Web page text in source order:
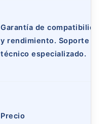
Garantía de compatibilidad
y rendimiento. Soporte
técnico especializado.
Precio